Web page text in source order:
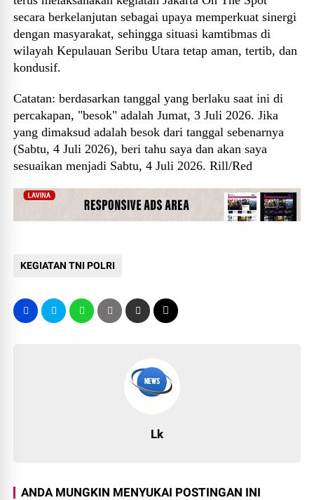
secara berkelanjutan sebagai upaya memperkuat sinergi
dengan masyarakat, sehingga situasi kamtibmas di
wilayah Kepulauan Seribu Utara tetap aman, tertib, dan
kondusif.
Catatan: berdasarkan tanggal yang berlaku saat ini di
percakapan, "besok" adalah Jumat, 3 Juli 2026. Jika
yang dimaksud adalah besok dari tanggal sebenarnya
(Sabtu, 4 Juli 2026), beri tahu saya dan akan saya
sesuaikan menjadi Sabtu, 4 Juli 2026. Rill/Red
KEGIATAN TNI POLRI
Lk
ANDA MUNGKIN MENYUKAI POSTINGAN INI